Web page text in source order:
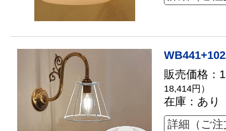
販売価格：
18,414円）
在庫：あり
詳細（ご